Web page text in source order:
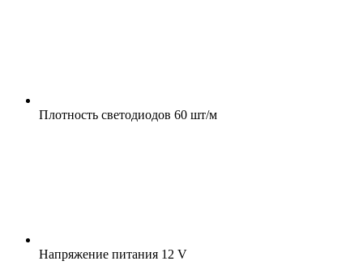
Плотность светодиодов 60 шт/м
Напряжение питания 12 V